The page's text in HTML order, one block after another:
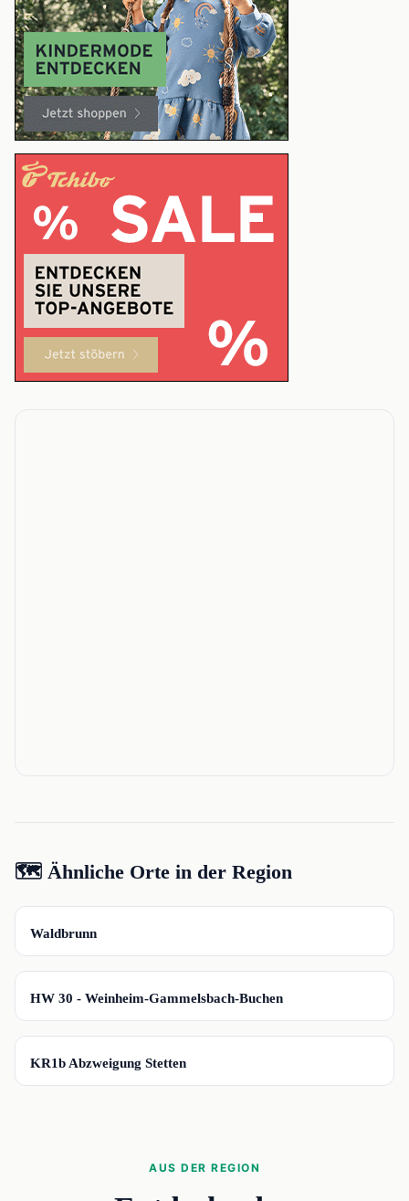
🗺️ Ähnliche Orte in der Region
📍
Waldbrunn
📍
HW 30 - Weinheim-Gammelsbach-Buchen
📍
KR1b Abzweigung Stetten
AUS DER REGION